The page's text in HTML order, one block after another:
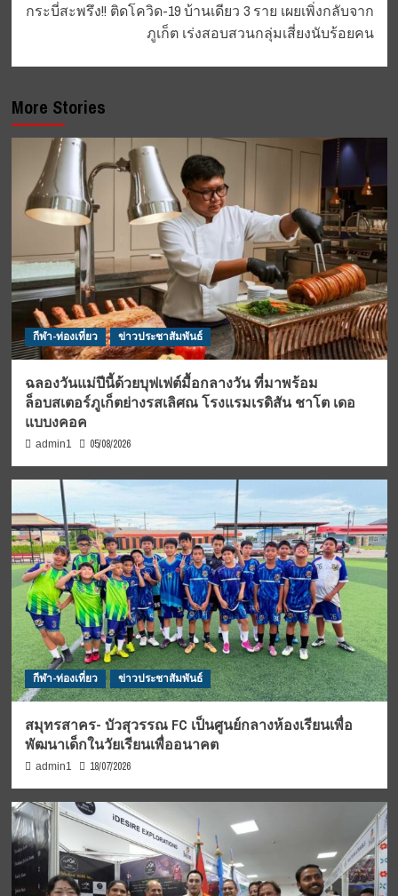
กระบี่สะพรึง!! ติดโควิด-19 บ้านเดียว 3 ราย เผยเพิ่งกลับจาก
ภูเก็ต เร่งสอบสวนกลุ่มเสี่ยงนับร้อยคน
More Stories
กีฬา-ท่องเที่ยว ข่าวประชาสัมพันธ์
ฉลองวันแม่ปีนี้ด้วยบุฟเฟต์มื้อกลางวัน ที่มาพร้อม
ล็อบสเตอร์ภูเก็ตย่างรสเลิศณ โรงแรมเรดิสัน ชาโต เดอ
แบบงคอค
admin1 05/08/2026
กีฬา-ท่องเที่ยว ข่าวประชาสัมพันธ์
สมุทรสาคร- บัวสุวรรณ FC เป็นศูนย์กลางห้องเรียนเพื่อ
พัฒนาเด็กในวัยเรียนเพื่ออนาคต
admin1 18/07/2026